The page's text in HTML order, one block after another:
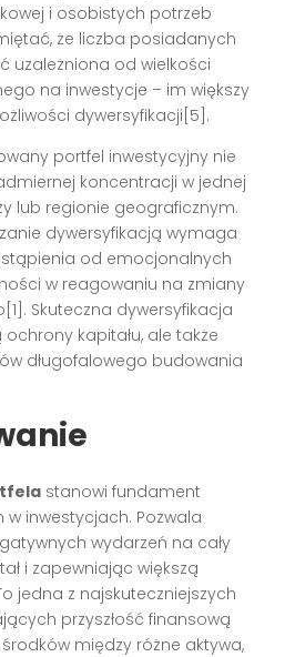
i osobistych potrzeb
że liczba posiadanych
uzależniona od wielkości
na inwestycje – im większy
dywersyfikacji[5].
portfel inwestycyjny nie
koncentracji w jednej
lub regionie geograficznym.
dywersyfikacją wymaga
od emocjonalnych
w reagowaniu na zmiany
Skuteczna dywersyfikacja
kapitału, ale także
długofalowego budowania
stanowi fundament
w inwestycjach. Pozwala
wydarzeń na cały
i zapewniając większą
jedna z najskuteczniejszych
przyszłość finansową
między różne aktywa,